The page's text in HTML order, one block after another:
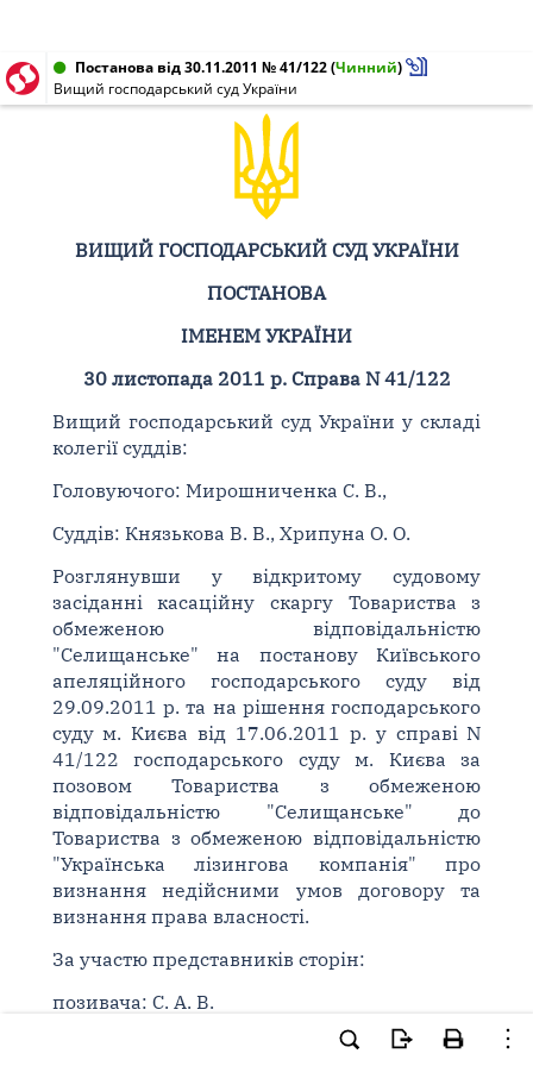
Постанова від 30.11.2011 № 41/122(Чинний)
Вищий господарський суд України
ВИЩИЙ ГОСПОДАРСЬКИЙ СУД УКРАЇНИ
ПОСТАНОВА
ІМЕНЕМ УКРАЇНИ
30 листопада 2011 р. Справа N 41/122
Вищий господарський суд України у складі
колегії суддів:
Головуючого: Мирошниченка С. В.,
Суддів: Князькова В. В., Хрипуна О. О.
Розглянувши у відкритому судовому
засіданні касаційну скаргу Товариства з
обмеженою відповідальністю
"Селищанське" на постанову Київського
апеляційного господарського суду від
29.09.2011 р. та на рішення господарського
суду м. Києва від 17.06.2011 р. у справі N
41/122 господарського суду м. Києва за
позовом Товариства з обмеженою
відповідальністю "Селищанське" до
Товариства з обмеженою відповідальністю
"Українська лізингова компанія" про
визнання недійсними умов договору та
визнання права власності.
За участю представників сторін:
позивача: С. А. В.